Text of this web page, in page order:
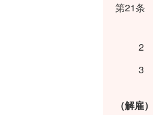
第21条
2
3
（解雇）